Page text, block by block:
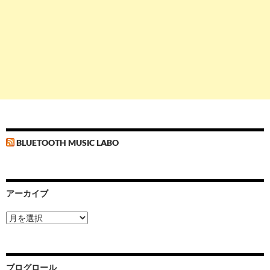
BLUETOOTH MUSIC LABO
アーカイブ
ア
ー
ブ
ブログロール